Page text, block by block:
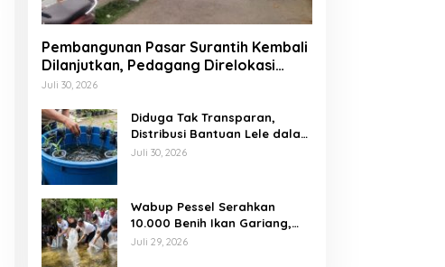
Pembangunan Pasar Surantih Kembali
Dilanjutkan, Pedagang Direlokasi
Sementara ke Lapangan Gadih
Juli 30, 2026
Diduga Tak Transparan,
Distribusi Bantuan Lele dalam
Ember di Koto Taratak Sutera
Juli 30, 2026
Wabup Pessel Serahkan
10.000 Benih Ikan Gariang,
Perkuat Restocking Sungai
Juli 29, 2026